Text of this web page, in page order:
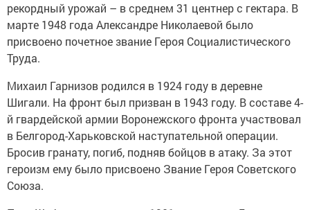
рекордный урожай – в среднем 31 центнер с гектара. В
марте 1948 года Александре Николаевой было
присвоено почетное звание Героя Социалистического
Труда.
Михаил Гарнизов родился в 1924 году в деревне
Шигали. На фронт был призван в 1943 году. В составе 4-
й гвардейской армии Воронежского фронта участвовал
в Белгород-Харьковской наступательной операции.
Бросив гранату, погиб, подняв бойцов в атаку. За этот
героизм ему было присвоено Звание Героя Советского
Союза.